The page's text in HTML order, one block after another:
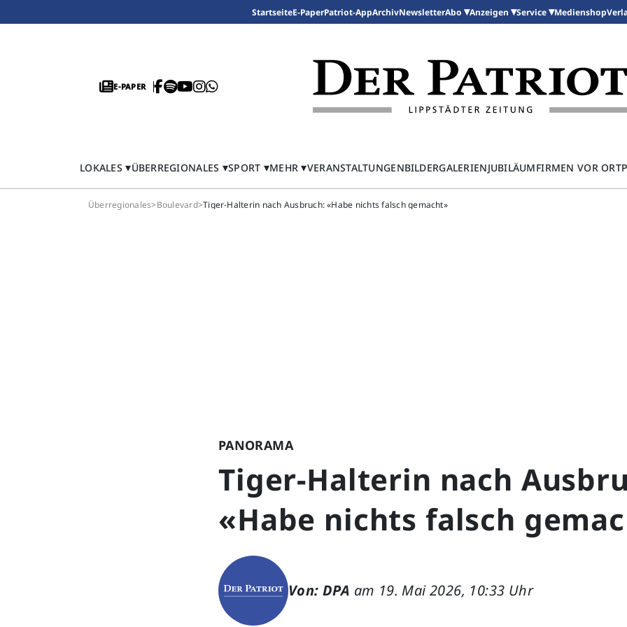
StartseiteE-PaperPatriot-AppArchivNewsletterAbo Anzeigen Service Medienshop
E-PAPER
LOKALES ÜBERREGIONALES SPORT MEHR VERANSTALTUNGENBILDERGALERIENJUBILÄUMFIRMEN VOR ORT
Überregionales>Boulevard>Tiger-Halterin nach Ausbruch: «Habe nichts falsch gemacht»
PANORAMA
Tiger-Halterin nach
«Habe nichts falsch
Von: DPA am 19. Mai 2026, 10:33 Uhr